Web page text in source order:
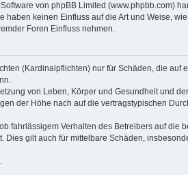
von phpBB Limited (www.phpbb.com)
keinen Einfluss auf die Art und Weise,
Foren Einfluss nehmen.
(Kardinalpflichten) nur für Schäden, die auf
von Leben, Körper und Gesundheit und
der Höhe nach auf die vertragstypischen
fahrlässigem Verhalten des Betreibers auf die
gilt auch für mittelbare Schäden,